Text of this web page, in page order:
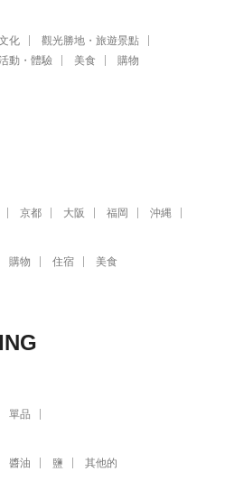
化
觀光勝地・旅遊景點
動・體驗 美食 購物
京都 大阪 福岡 沖縄
購物 住宿 美食
單品
醬油 鹽 其他的